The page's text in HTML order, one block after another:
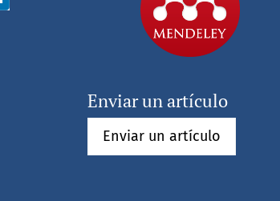
Enviar un artículo
Enviar un artículo